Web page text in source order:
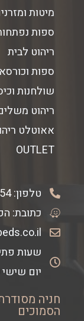
מיטות
ספות
ריהוט לבית
ספות
שולחנות
ריהוט
אאוטלט
OUTLET
טלפון:
כתובת: הפלך 3 תל
שעות פתיחה:
יום שישי 9:30-14:30
חניה
הסמוכים